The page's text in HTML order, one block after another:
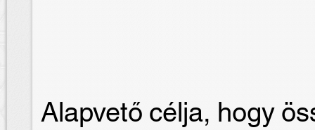
Alapvető célja, hogy